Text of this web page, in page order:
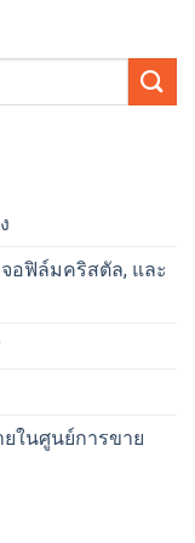
อฟิล์มคริสตัล, และ
ในศูนย์การขาย